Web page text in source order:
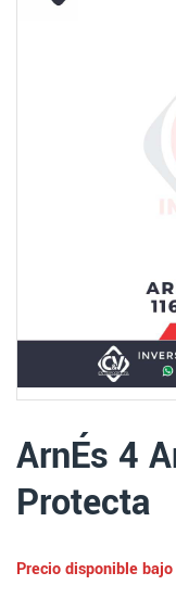
ArnÉs 4
Protecta
Precio disponible